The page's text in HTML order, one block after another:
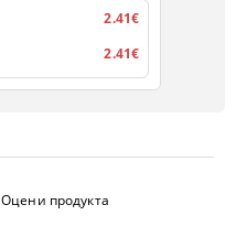
Оцени продукта
2.41€
2.41€